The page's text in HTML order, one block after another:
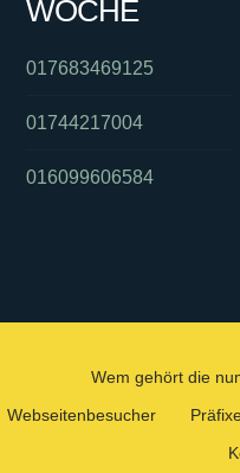
WOCHE
017683469125
01744217004
016099606584
Wem gehört die
Webseitenbesucher